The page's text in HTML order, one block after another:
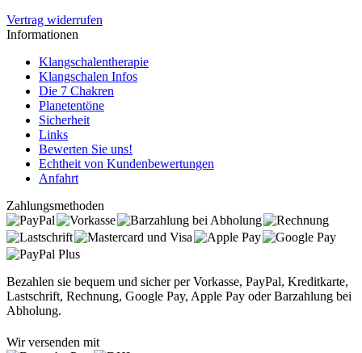
Vertrag widerrufen
Informationen
Klangschalentherapie
Klangschalen Infos
Die 7 Chakren
Planetentöne
Sicherheit
Links
Bewerten Sie uns!
Echtheit von Kundenbewertungen
Anfahrt
Zahlungsmethoden
Bezahlen sie bequem und sicher per Vorkasse, PayPal, Kreditkarte,
Lastschrift, Rechnung, Google Pay, Apple Pay oder Barzahlung bei
Abholung.
Wir versenden mit